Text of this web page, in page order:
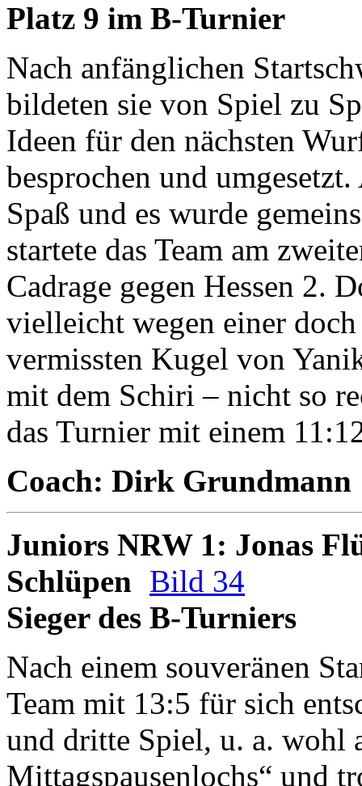
Platz 9 im B-Turnier
Nach anfänglichen
bildeten sie von Spiel zu
Ideen für den nächsten
besprochen und
Spaß und es wurde
startete das Team am
Cadrage gegen Hessen 2.
vielleicht wegen einer
vermissten Kugel von
mit dem Schiri – nicht so
das Turnier mit einem
Coach: Dirk Grundmann
Juniors NRW 1: Jonas
Schlüpen Bild 34
Sieger des B-Turniers
Nach einem souveränen
Team mit 13:5 für sich
und dritte Spiel, u. a. wohl
Mittagspausenlochs“ und